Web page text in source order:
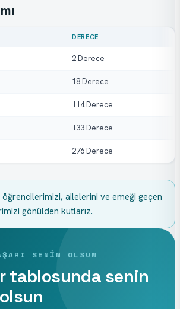
DERECE
2 Derece
18 Derece
114 Derece
133 Derece
276 Derece
ailelerini ve emeği geçen
gönülden kutlarız.
SENIN OLSUN
tablosunda senin